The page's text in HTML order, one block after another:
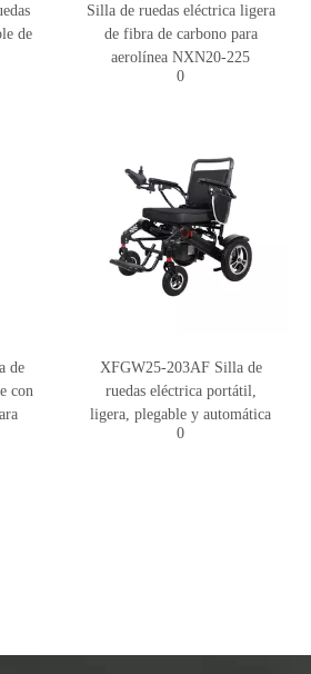
de
Silla de ruedas eléctrica ligera
de fibra de carbono para
aerolínea NXN20-225
0
de
con
XFGW25-203AF Silla de
ruedas eléctrica portátil,
ligera, plegable y automática
0